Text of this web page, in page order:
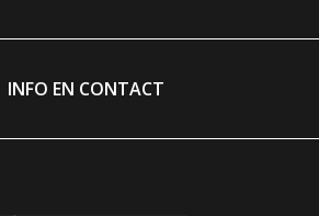
INFO EN CONTACT